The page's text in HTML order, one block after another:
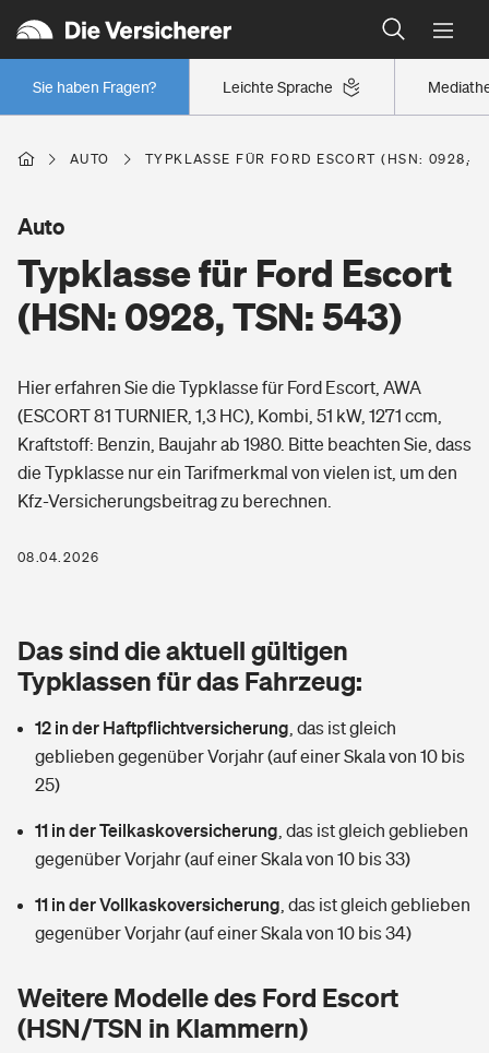
Leichte Sprache
Sie haben Fragen?
Wer versichert was: Jetzt Versicherer finden
Regionalklassen: So ist Ihre Region eingestuft
Wer versichert was: Jetzt Versicherer finden
Berufsunfähigkeitsversicherung
Erwerbsunfähigkeitsversicherung
Grundfähigkeitsversicherung
Arbeitsrechtsschutz
Berufshaftpflichtversicherung
Zur Übersicht
Tools
Wer versichert was: Jetzt Versicherer finden
Sie haben Fragen?
Wohnen
Elementarversicherung
Glasversicherung
Mietkautionsversicherung
Restkreditversicherung
Hochwasser-Check: Wie gefährdet ist Ihr Haus?
Freizeit
Pri­vate Haft­pflicht­
Kinderunfall­ver­si­che­rung
Kinderinvalidität
Hundehalter-Haftpflicht
Private Cyberversicherung
Gesundheit
Private Krankenversicherung
Dread-Disease-Versicherung
Tierkrankenversicherung
Zur Übersicht
Tools
Wer versichert was: Jetzt Versicherer finden
Sie haben Fragen?
Rentenrechner: Wie viel Geld bekomme ich im Alter?
AUTO TYPKLASSE FÜR FORD ESCORT (HSN: 0928,
Typklasse für Ford Escort
(HSN: 0928, TSN: 543)
Auto
Hier erfahren Sie die Typklasse für Ford Escort, AWA
(ESCORT 81 TURNIER, 1,3 HC), Kombi, 51 kW, 1271 ccm,
Kraftstoff: Benzin, Baujahr ab 1980. Bitte beachten Sie, dass
die Typklasse nur ein Tarifmerkmal von vielen ist, um den
Kfz-Versicherungsbeitrag zu berechnen.
08.04.2026
Das sind die aktuell gültigen
Typklassen für das Fahrzeug:
12 in der Haftpflichtversicherung das ist gleich
geblieben gegenüber Vorjahr (auf einer Skala von 10 bis
25)
11 in der Teilkaskoversicherung das ist gleich geblieben
gegenüber Vorjahr (auf einer Skala von 10 bis 33)
11 in der Vollkaskoversicherung das ist gleich geblieben
gegenüber Vorjahr (auf einer Skala von 10 bis 34)
Weitere Modelle des Ford Escort
(HSN/TSN in Klammern)